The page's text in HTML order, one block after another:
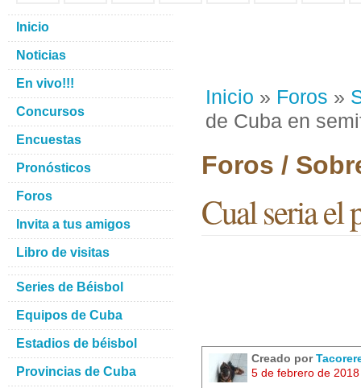
Inicio » Foros »
de Cuba en
Foros /
Cual seria el
Creado por
5 de febrero de
Inicio
Noticias
En vivo!!!
Concursos
Encuestas
Pronósticos
Foros
Invita a tus amigos
Libro de visitas
Series de Béisbol
Equipos de Cuba
Estadios de béisbol
Provincias de Cuba